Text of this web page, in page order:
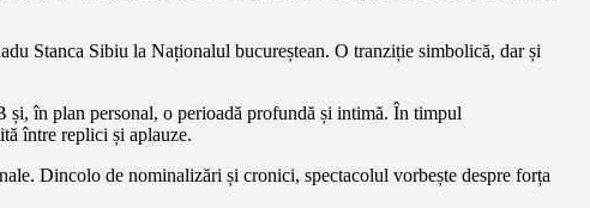
Stanca Sibiu la Naționalul bucureștean. O tranziție simbolică, dar și
și, în plan personal, o perioadă profundă și intimă. În timpul
între replici și aplauze.
Dincolo de nominalizări și cronici, spectacolul vorbește despre forța